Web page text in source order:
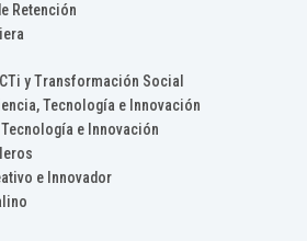
Retención
y Transformación Social
Tecnología e Innovación
e Innovación
e Innovador